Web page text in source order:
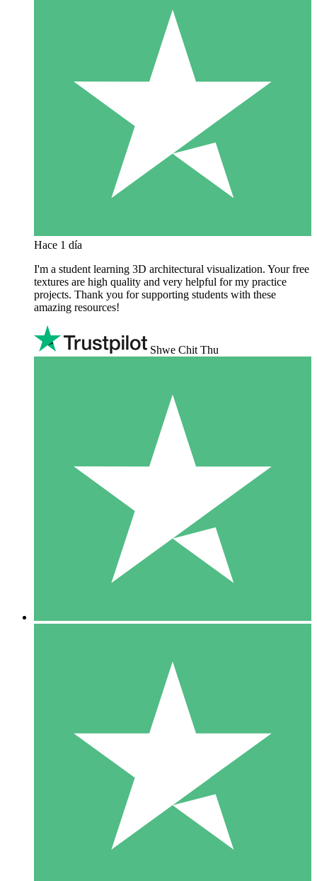
Hace 1 día
I'm a student learning 3D architectural visualization. Your free
textures are high quality and very helpful for my practice
projects. Thank you for supporting students with these
amazing resources!
Shwe Chit Thu